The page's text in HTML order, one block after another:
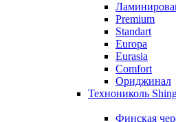
Premium
Standart
Europa
Eurasia
Comfort
Ориджинал
Технониколь
Финская